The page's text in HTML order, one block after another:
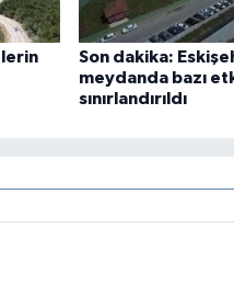
Son dakika:
meydanda bazı
sınırlandırıldı